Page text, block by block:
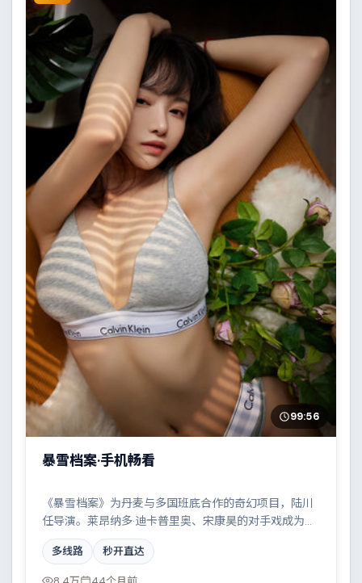
99:56
暴雪档案·手机畅看
《暴雪档案》为丹麦与多国班底合作的奇幻项目，陆川
任导演。莱昂纳多·迪卡普里奥、宋康昊的对手戏成为全
片高光，一场看似偶然的事故牵出陈年秘辛。配乐与摄
影风格统一，具备院线质感。
多线路 秒开直达